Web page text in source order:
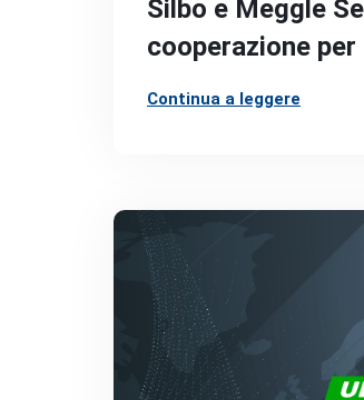
Silbo e Meggle
cooperazione
Continua a leggere